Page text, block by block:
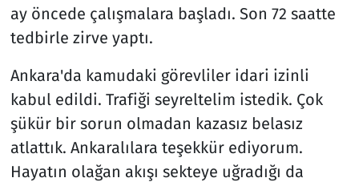
ay öncede çalışmalara başladı. Son 72 saatte
tedbirle zirve yaptı.
Ankara'da kamudaki görevliler idari izinli
kabul edildi. Trafiği seyreltelim istedik. Çok
şükür bir sorun olmadan kazasız belasız
atlattık. Ankaralılara teşekkür ediyorum.
Hayatın olağan akışı sekteye uğradığı da